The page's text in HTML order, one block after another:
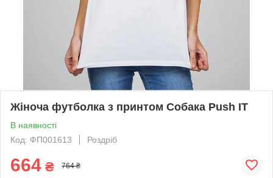
Жіноча футболка з принтом Собака Push IT
В наявності
Код: ФП001613
Роздріб
664 ₴ 764 ₴